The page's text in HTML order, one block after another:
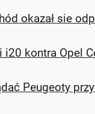
okazał sie
kontra Opel
Peugeoty